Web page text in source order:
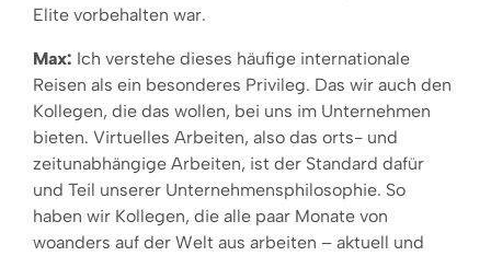
Elite vorbehalten war.
Max: Ich verstehe dieses häufige internationale
Reisen als ein besonderes Privileg. Das wir auch den
Kollegen, die das wollen, bei uns im Unternehmen
bieten. Virtuelles Arbeiten, also das orts- und
zeitunabhängige Arbeiten, ist der Standard dafür
und Teil unserer Unternehmensphilosophie. So
haben wir Kollegen, die alle paar Monate von
woanders auf der Welt aus arbeiten – aktuell und